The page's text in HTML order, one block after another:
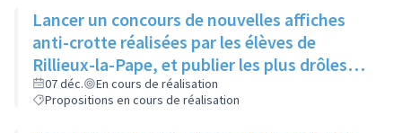
Lancer un concours de nouvelles affiches
anti-crotte réalisées par les élèves de
Rillieux-la-Pape, et publier les plus drôles
sur les réseaux sociaux de la ville
07 déc.
En cours de réalisation
Propositions en cours de réalisation